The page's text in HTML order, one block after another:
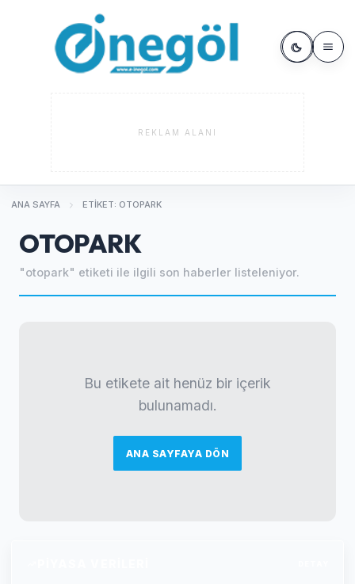
REKLAM ALANI
ANA SAYFA ETIKET: OTOPARK
OTOPARK
"otopark" etiketi ile ilgili son haberler listeleniyor.
Bu etikete ait henüz bir içerik
bulunamadı.
ANA SAYFAYA DÖN